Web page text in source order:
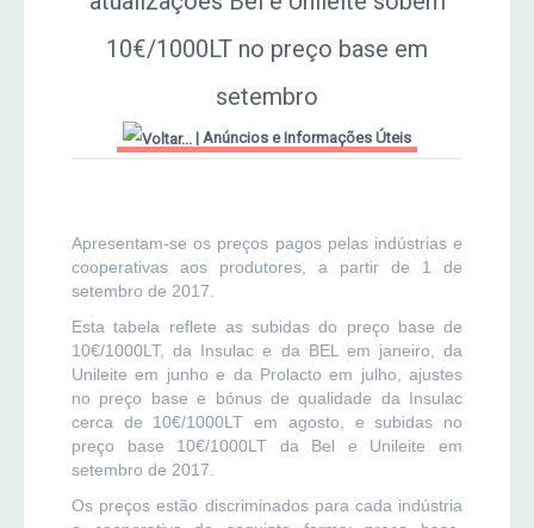
Jornal Agricultor 2000
10€/1000LT no preço base em
setembro
| Anúncios e Informações Úteis
Apresentam-se os preços pagos pelas indústrias e
cooperativas aos produtores, a partir de 1 de
setembro de 2017.
Esta tabela reflete as subidas do preço base de
10€/1000LT, da Insulac e da BEL em janeiro, da
Unileite em junho e da Prolacto em julho, ajustes
no preço base e bónus de qualidade da Insulac
cerca de 10€/1000LT em agosto, e subidas no
preço base 10€/1000LT da Bel e Unileite em
setembro de 2017.
Os preços estão discriminados para cada indústria